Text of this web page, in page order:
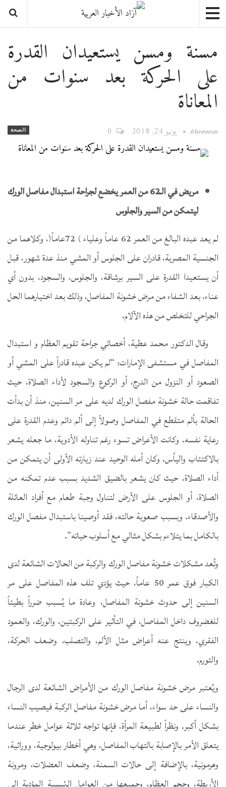
مسنة ومسن يستعيدان القدرة
على الحركة بعد سنوات من
المعاناة
الصحة Abnewsar يونيو 24, 2018
مريض في الـ62 من العمر يخضع لجراحة استبدال مفاصل الورك
ليتمكن من السير والجلوس
لم يعد عبده البالغ من العمر 62 عاماً وعلياء ) 72عاماً(، وكلاهما من
الجنسية المصرية، قادران على الجلوس أو المشي منذ عدة شهور، قبل
أن يستعيدا القدرة على السير برشاقة، والجلوس، والسجود، بدون أي
عناء، بعد الشفاء من مرض خشونة المفاصل، وذلك بعد اختيارهما الحل
الجراحي للتخلص من هذه الآلام.
وقال الدكتور محمد عطية، أخصائي جراحة تقويم العظام و استبدال
المفاصل في مستشفى الإمارات: “لم يكن عبده قادراً على المشي أو
الصعود أو النزول من الدرج، أو الركوع والسجود لأداء الصلاة، حيث
تفاقمت حالة خشونة مفصل الورك لديه على مر السنين، منذ أن بدأت
الحالة بألم متقطع في المفاصل وصولاً إلى ألم دائم وعدم القدرة على
رعاية نفسه. وكانت الأعراض تسوء رغم تناوله الأدوية، ما جعله يشعر
بالاكتئاب واليأس. وكان أمله الوحيد عند زيارته الأولى أن يتمكن من
أداء الصلاة، حيث كان يشعر بالضيق الشديد بسبب عدم تمكنه من
الصلاة، أو الجلوس على الأرض لتناول وجبة طعام مع أفراد العائلة
والأصدقاء. وبسبب صعوبة حالته، فقد أوصينا باستبدال مفصل الورك
بالكامل بما يتلاءم بشكل مثالي مع أسلوب حياته”.
وتُعد مشكلات خشونة مفاصل الورك والركبة من الحالات الشائعة لدى
الكبار فوق عمر 50 عاماً، حيث يؤدي تلف هذه المفاصل على مر
السنين إلى حدوث خشونة المفاصل، وعادة ما يُسبب ضرراً بطيئاً
للغضروف داخل المفاصل، في التأثير على الركبتين، والورك، والعمود
الفقري، وينتج عنه أعراض مثل الألم، والتصلب، وضعف الحركة،
والتورم.
ويُعتبر مرض خشونة مفاصل الورك من الأمراض الشائعة لدى الرجال
والنساء على حد سواء، أما مرض خشونة مفاصل الركبة فيصيب النساء
بشكل أكبر. ونظراً لطبيعة المرأة، فإنها تواجه ثلاثة عوامل خطر عندما
يتعلق الأمر بالإصابة بالتهاب المفاصل، وهي أخطار بيولوجية، ووراثية،
وهرمونية، بالإضافة إلى حالات السمنة، وضعف العضلات، ومرونة